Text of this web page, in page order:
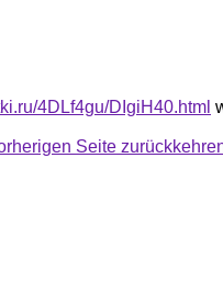
4DLf4gu/DIgiH40.html
Seite